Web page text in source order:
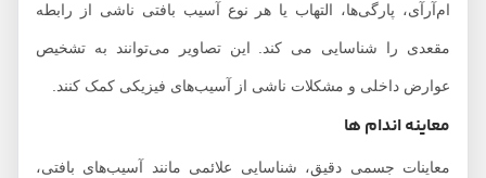
ام‌آرآی، پارگی‌ها، التهاب‌ یا هر نوع آسیب بافتی ناشی از رابطه
مقعدی را شناسایی می کند. این تصاویر می‌توانند به تشخیص
عوارض داخلی و مشکلات ناشی از آسیب‌های فیزیکی کمک کنند.
معاینه اندام ها
معاینات جسمی دقیق، شناسایی علائمی مانند آسیب‌های بافتی،